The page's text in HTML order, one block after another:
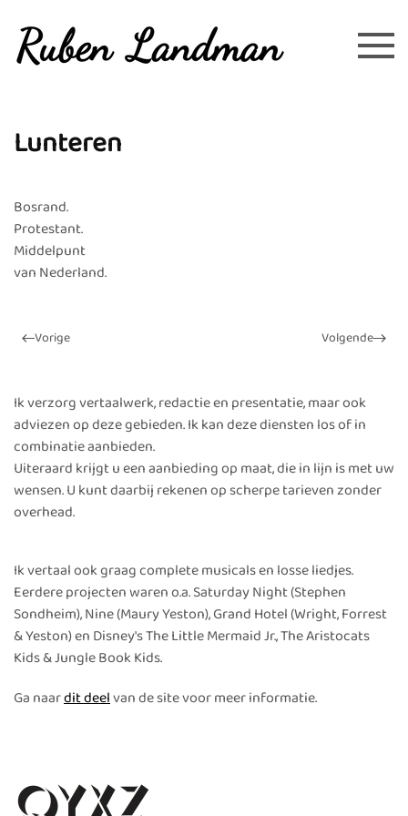
Overslaan en naar de inhoud gaan
Lunteren
Bosrand.
Protestant.
Middelpunt
van Nederland.
Vorige Volgende
Ik verzorg vertaalwerk, redactie en presentatie, maar ook
adviezen op deze gebieden. Ik kan deze diensten los of in
combinatie aanbieden.
Uiteraard krijgt u een aanbieding op maat, die in lijn is met uw
wensen. U kunt daarbij rekenen op scherpe tarieven zonder
overhead.
Ik vertaal ook graag complete musicals en losse liedjes.
Eerdere projecten waren o.a. Saturday Night (Stephen
Sondheim), Nine (Maury Yeston), Grand Hotel (Wright, Forrest
& Yeston) en Disney's The Little Mermaid Jr., The Aristocats
Kids & Jungle Book Kids.
Ga naardit deelvan de site voor meer informatie.